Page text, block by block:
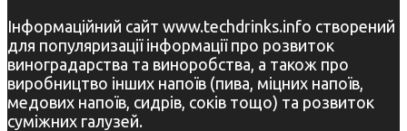
Інформаційний сайт www.techdrinks.info створений
для популяризації інформації про розвиток
виноградарства та виноробства, а також про
виробництво інших напоїв (пива, міцних напоїв,
медових напоїв, сидрів, соків тощо) та розвиток
суміжних галузей.